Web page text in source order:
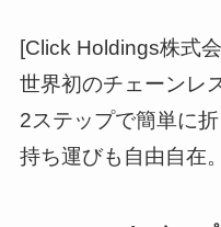
[Click Holdings株式
世界初のチェーンレ
2ステップで簡単に
持ち運びも自由自在。